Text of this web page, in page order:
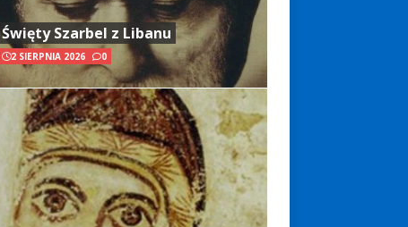
Święty Szarbel z Libanu
2 SIERPNIA 2026 0